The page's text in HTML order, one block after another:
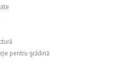
pentru grădină